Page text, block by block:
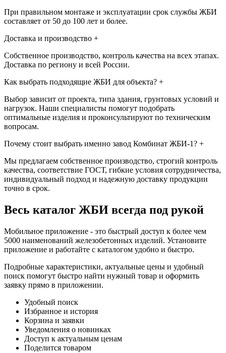
При правильном монтаже и эксплуатации срок службы ЖБИ
составляет от 50 до 100 лет и более.
Доставка и производство +
Собственное производство, контроль качества на всех этапах.
Доставка по региону и всей России.
Как выбрать подходящие ЖБИ для объекта? +
Выбор зависит от проекта, типа здания, грунтовых условий и
нагрузок. Наши специалисты помогут подобрать
оптимальные изделия и проконсультируют по техническим
вопросам.
Почему стоит выбрать именно завод Комбинат ЖБИ-1? +
Мы предлагаем собственное производство, строгий контроль
качества, соответствие ГОСТ, гибкие условия сотрудничества,
индивидуальный подход и надежную доставку продукции
точно в срок.
Весь каталог ЖБИ всегда под рукой
Мобильное приложение - это быстрый доступ к более чем
5000 наименований железобетонных изделий. Установите
приложение и работайте с каталогом удобно и быстро.
Подробные характеристики, актуальные цены и удобный
поиск помогут быстро найти нужный товар и оформить
заявку прямо в приложении.
Удобный поиск
Избранное и история
Корзина и заявки
Уведомления о новинках
Доступ к актуальным ценам
Поделится товаром